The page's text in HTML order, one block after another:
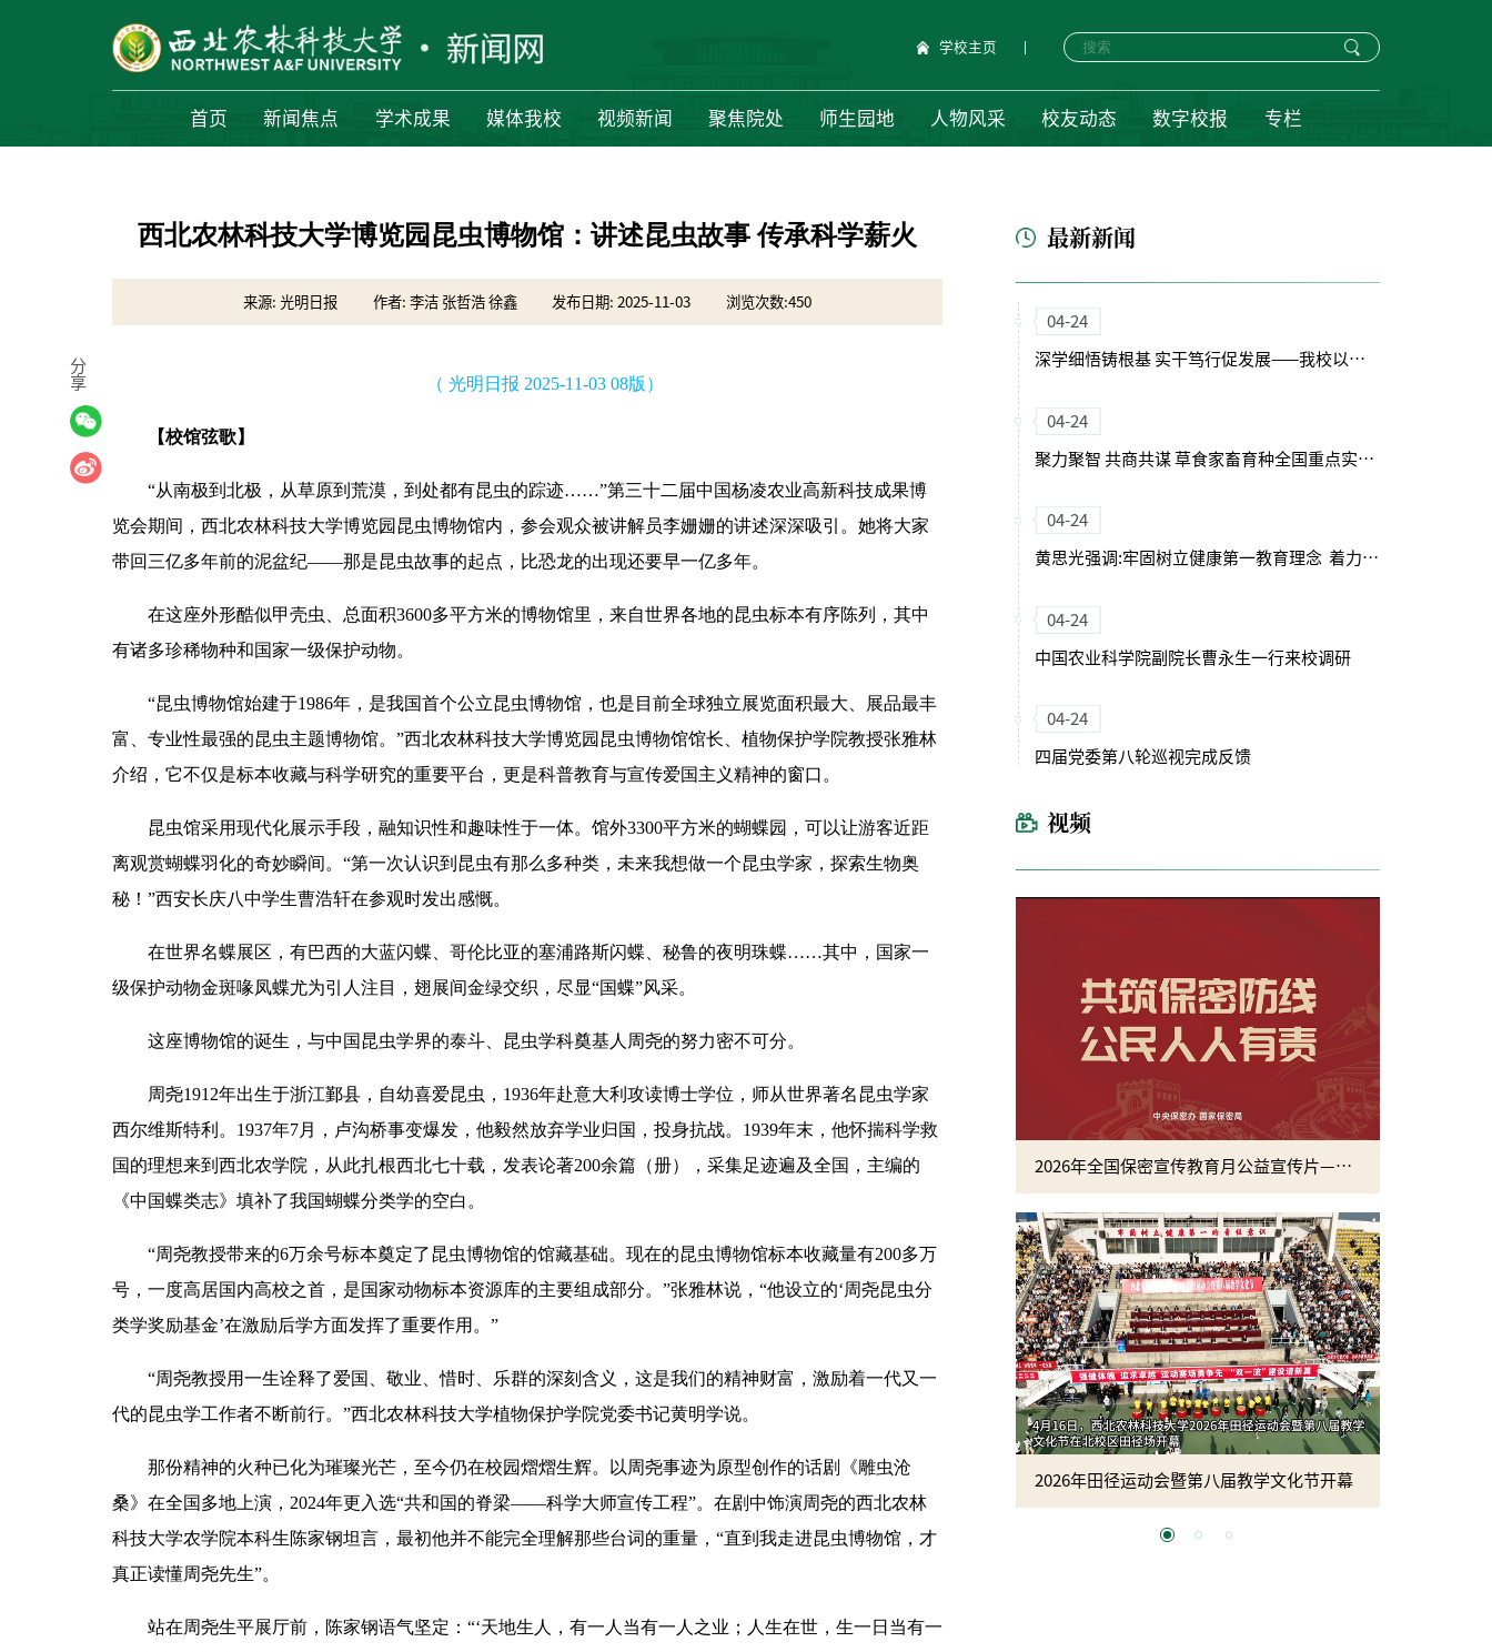
学校主页
首页 新闻焦点 学术成果 媒体我校 视频新闻 聚焦院处 师生园地 人物风采 校友动态 数字校报 专栏
西北农林科技大学博览园昆虫博物馆：讲述昆虫故事 传承科学薪火
来源: 光明日报 作者: 李洁 张哲浩 徐鑫 发布日期: 2025-11-03 浏览次数:450
（ 光明日报 2025-11-03 08版）
【校馆弦歌】
“从南极到北极，从草原到荒漠，到处都有昆虫的踪迹……”第三十二届中国杨凌农业高新科技成果博
览会期间，西北农林科技大学博览园昆虫博物馆内，参会观众被讲解员李姗姗的讲述深深吸引。她将大家
带回三亿多年前的泥盆纪——那是昆虫故事的起点，比恐龙的出现还要早一亿多年。
在这座外形酷似甲壳虫、总面积3600多平方米的博物馆里，来自世界各地的昆虫标本有序陈列，其中
有诸多珍稀物种和国家一级保护动物。
“昆虫博物馆始建于1986年，是我国首个公立昆虫博物馆，也是目前全球独立展览面积最大、展品最丰
富、专业性最强的昆虫主题博物馆。”西北农林科技大学博览园昆虫博物馆馆长、植物保护学院教授张雅林
介绍，它不仅是标本收藏与科学研究的重要平台，更是科普教育与宣传爱国主义精神的窗口。
昆虫馆采用现代化展示手段，融知识性和趣味性于一体。馆外3300平方米的蝴蝶园，可以让游客近距
离观赏蝴蝶羽化的奇妙瞬间。“第一次认识到昆虫有那么多种类，未来我想做一个昆虫学家，探索生物奥
秘！”西安长庆八中学生曹浩轩在参观时发出感慨。
在世界名蝶展区，有巴西的大蓝闪蝶、哥伦比亚的塞浦路斯闪蝶、秘鲁的夜明珠蝶……其中，国家一
级保护动物金斑喙凤蝶尤为引人注目，翅展间金绿交织，尽显“国蝶”风采。
这座博物馆的诞生，与中国昆虫学界的泰斗、昆虫学科奠基人周尧的努力密不可分。
周尧1912年出生于浙江鄞县，自幼喜爱昆虫，1936年赴意大利攻读博士学位，师从世界著名昆虫学家
西尔维斯特利。1937年7月，卢沟桥事变爆发，他毅然放弃学业归国，投身抗战。1939年末，他怀揣科学救
国的理想来到西北农学院，从此扎根西北七十载，发表论著200余篇（册），采集足迹遍及全国，主编的
《中国蝶类志》填补了我国蝴蝶分类学的空白。
“周尧教授带来的6万余号标本奠定了昆虫博物馆的馆藏基础。现在的昆虫博物馆标本收藏量有200多万
号，一度高居国内高校之首，是国家动物标本资源库的主要组成部分。”张雅林说，“他设立的‘周尧昆虫分
类学奖励基金’在激励后学方面发挥了重要作用。”
“周尧教授用一生诠释了爱国、敬业、惜时、乐群的深刻含义，这是我们的精神财富，激励着一代又一
代的昆虫学工作者不断前行。”西北农林科技大学植物保护学院党委书记黄明学说。
那份精神的火种已化为璀璨光芒，至今仍在校园熠熠生辉。以周尧事迹为原型创作的话剧《雕虫沧
桑》在全国多地上演，2024年更入选“共和国的脊梁——科学大师宣传工程”。在剧中饰演周尧的西北农林
科技大学农学院本科生陈家钢坦言，最初他并不能完全理解那些台词的重量，“直到我走进昆虫博物馆，才
真正读懂周尧先生”。
站在周尧生平展厅前，陈家钢语气坚定：“‘天地生人，有一人当有一人之业；人生在世，生一日当有一
分
享
最新新闻
04-24
深学细悟铸根基 实干笃行促发展——我校以正确政绩观引领“十五五”开局新征程
04-24
聚力聚智 共商共谋 草食家畜育种全国重点实验室（筹）学术委员会会议召开
04-24
黄思光强调:牢固树立健康第一教育理念 着力培养德智体美劳全面发展的卓越农林人才
04-24
中国农业科学院副院长曹永生一行来校调研
04-24
四届党委第八轮巡视完成反馈
视频
吴普特赴山东访企拓岗 深化校地企合作
2026年全国保密宣传教育月公益宣传片—方寸之间
2026年田径运动会暨第八届教学文化节开幕